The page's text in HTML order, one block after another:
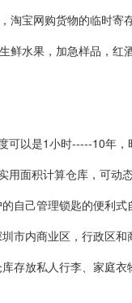
淘宝网购货物的临时寄
鲜水果，加急样品，红
以是1小时-----10年，
面积计算仓库，可动
自己管理锁匙的便利式
市内商业区，行政区
存放私人行李、家庭